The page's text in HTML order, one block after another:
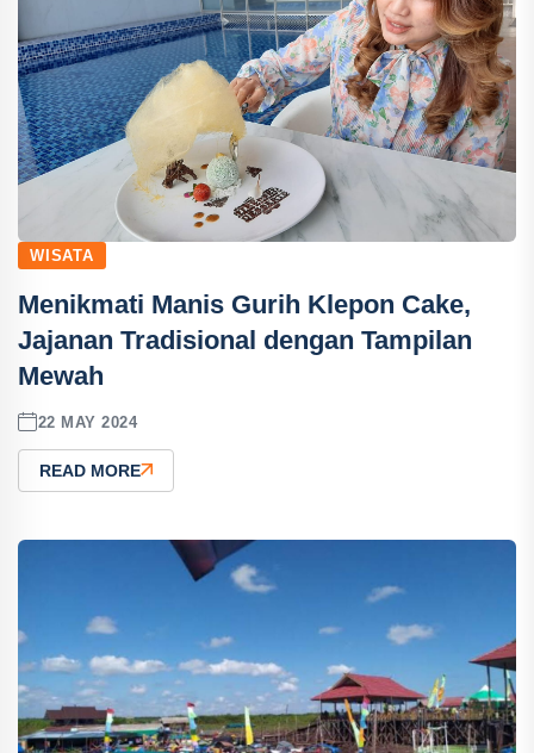
WISATA
Menikmati Manis Gurih Klepon Cake,
Jajanan Tradisional dengan Tampilan
Mewah
22 MAY 2024
READ MORE